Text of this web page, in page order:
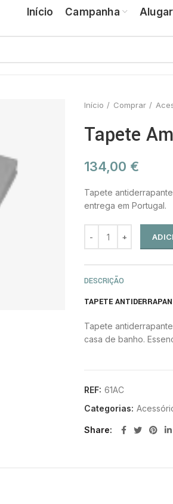
Início Campanha Alugar
Início Comprar
Tapete
134,00 €
Tapete
entrega em Portugal.
DESCRIÇÃO
TAPETE
Tapete
casa de banho.
REF: 61AC
Categorias:
Share